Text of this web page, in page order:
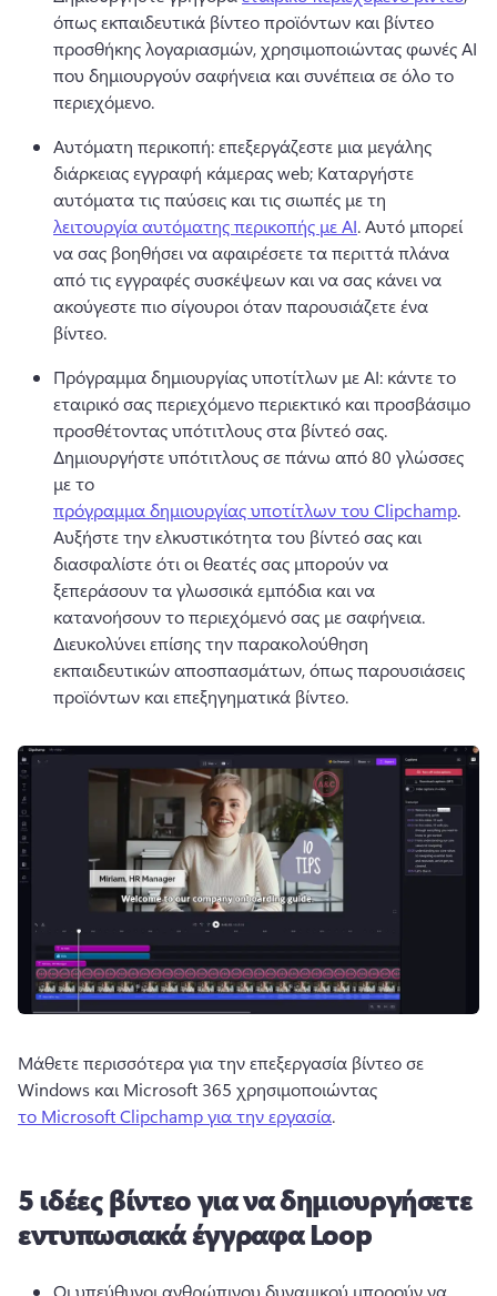
όπως εκπαιδευτικά βίντεο προϊόντων και βίντεο
προσθήκης λογαριασμών, χρησιμοποιώντας φωνές AI
που δημιουργούν σαφήνεια και συνέπεια σε όλο το
περιεχόμενο.
Αυτόματη περικοπή: επεξεργάζεστε μια μεγάλης
διάρκειας εγγραφή κάμερας web; Καταργήστε
αυτόματα τις παύσεις και τις σιωπές με τη
λειτουργία αυτόματης περικοπής με AI. Αυτό μπορεί
να σας βοηθήσει να αφαιρέσετε τα περιττά πλάνα
από τις εγγραφές συσκέψεων και να σας κάνει να
ακούγεστε πιο σίγουροι όταν παρουσιάζετε ένα
βίντεο.
Πρόγραμμα δημιουργίας υποτίτλων με ΑΙ: κάντε το
εταιρικό σας περιεχόμενο περιεκτικό και προσβάσιμο
Δημιουργήστε υπότιτλους σε πάνω από 80 γλώσσες
με το
πρόγραμμα δημιουργίας υποτίτλων του Clipchamp
Αυξήστε την ελκυστικότητα του βίντεό σας και
διασφαλίστε ότι οι θεατές σας μπορούν να
ξεπεράσουν τα γλωσσικά εμπόδια και να
Διευκολύνει επίσης την παρακολούθηση
εκπαιδευτικών αποσπασμάτων, όπως παρουσιάσεις
προϊόντων και επεξηγηματικά βίντεο.
Μάθετε περισσότερα για την επεξεργασία βίντεο σε
Windows και Microsoft 365 χρησιμοποιώντας
το Microsoft Clipchamp για την εργασία.
5 ιδέες βίντεο για να δημιουργήσετε
εντυπωσιακά έγγραφα Loop
Οι υπεύθυνοι ανθρώπινου δυναμικού μπορούν να